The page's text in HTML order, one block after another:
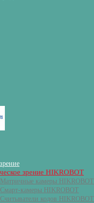
зрение HIKROBOT
Матричные камеры HIKROBOT
Смарт-камеры HIKROBOT
Считыватели кодов HIKROBOT